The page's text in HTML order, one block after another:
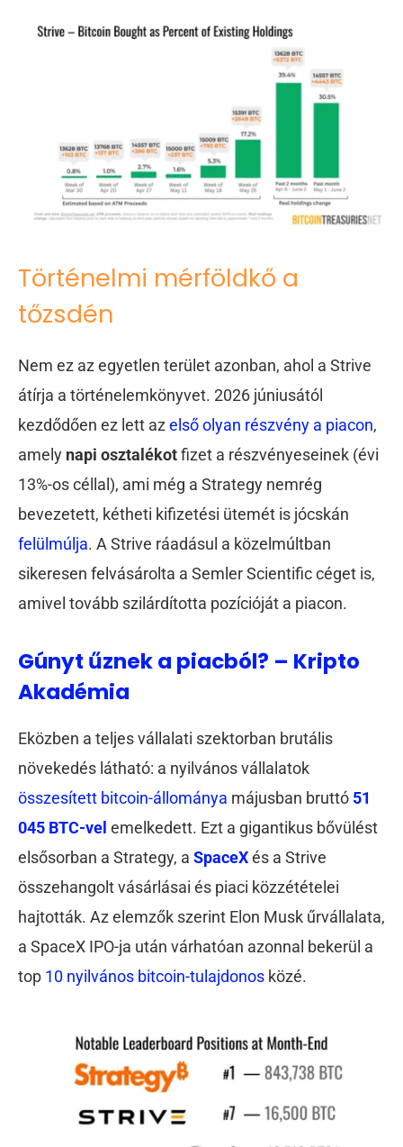
Történelmi mérföldkő a
tőzsdén
Nem ez az egyetlen terület azonban, ahol a Strive
átírja a történelemkönyvet. 2026 júniusától
kezdődően ez lett az első olyan részvény a piacon,
amely napi osztalékotfizet a részvényeseinek (évi
13%-os céllal), ami még a Strategy nemrég
bevezetett, kétheti kifizetési ütemét is jócskán
felülmúlja. A Strive ráadásul a közelmúltban
sikeresen felvásárolta a Semler Scientific céget is,
amivel tovább szilárdította pozícióját a piacon.
Gúnyt űznek a piacból? – Kripto
Akadémia
Eközben a teljes vállalati szektorban brutális
növekedés látható: a nyilvános vállalatok
összesített bitcoin-állománya májusban bruttó 51
045 BTC-vel emelkedett. Ezt a gigantikus bővülést
elsősorban a Strategy, a SpaceXés a Strive
összehangolt vásárlásai és piaci közzétételei
hajtották. Az elemzők szerint Elon Musk űrvállalata,
a SpaceX IPO-ja után várhatóan azonnal bekerül a
top 10 nyilvános bitcoin-tulajdonos közé.